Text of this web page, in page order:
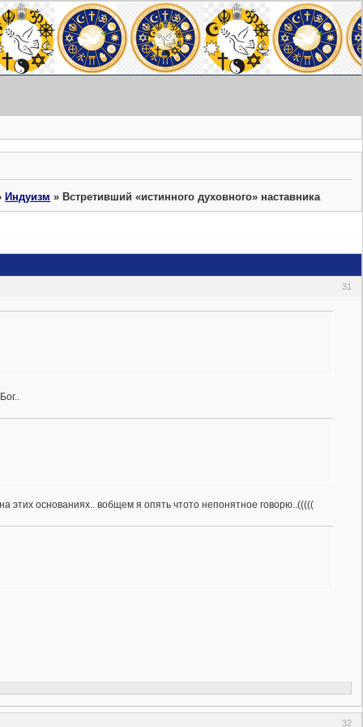
Индуизм »Встретивший «истинного духовного» наставника
31
этих основаниях.. вобщем я опять чтото непонятное говорю..(((((
32